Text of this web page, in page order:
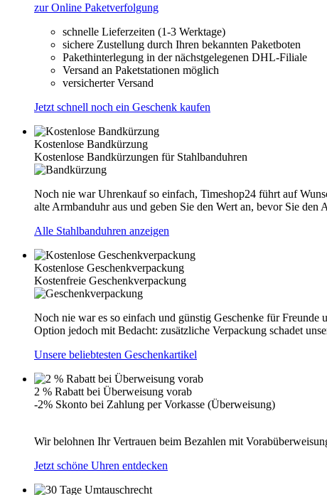
zur Online Paketverfolgung
schnelle Lieferzeiten (1-3 Werktage)
sichere Zustellung durch Ihren bekannten Paketboten
Pakethinterlegung in der nächstgelegenen DHL-Filiale
Versand an Paketstationen möglich
versicherter Versand
Jetzt schnell noch ein Geschenk kaufen
Kostenlose Bandkürzung
Kostenlose Bandkürzungen für Stahlbanduhren
Noch nie war Uhrenkauf so einfach, Timeshop24 führt auf
alte Armbanduhr aus und geben Sie den Wert an, bevor Sie den
Alle Stahlbanduhren anzeigen
Kostenlose Geschenkverpackung
Kostenfreie Geschenkverpackung
Noch nie war es so einfach und günstig Geschenke für
Option jedoch mit Bedacht: zusätzliche Verpackung schadet
Unsere beliebtesten Geschenkartikel
2 % Rabatt bei Überweisung vorab
-2% Skonto bei Zahlung per Vorkasse (Überweisung)
Wir belohnen Ihr Vertrauen beim Bezahlen mit
Jetzt schöne Uhren entdecken